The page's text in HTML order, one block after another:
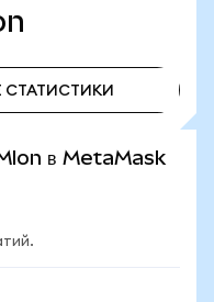
СТАТИСТИКИ
в MetaMask